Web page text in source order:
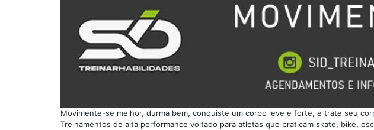
Movimente-se melhor, durma bem, conquiste um corpo leve e forte, e trate seu
Treinamentos de alta performance voltado para atletas que praticam skate, bike,